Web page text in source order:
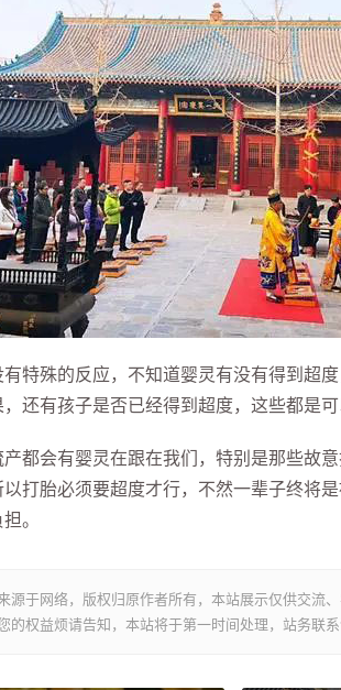
殊的反应，不知道婴灵有没有得到超度
还有孩子是否已经得到超度，这些都是可
会有婴灵在跟在我们，特别是那些故意
打胎必须要超度才行，不然一辈子终将
。
源于网络，版权归原作者所有，本站展示仅供交流
权益烦请告知，本站将于第一时间处理，站务联系